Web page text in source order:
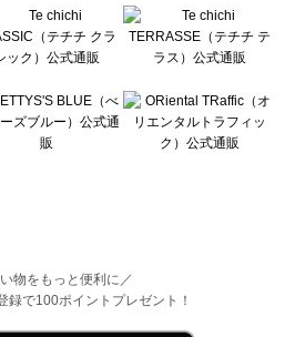
物をもっと便利に／
録で100ポイントプレゼント！